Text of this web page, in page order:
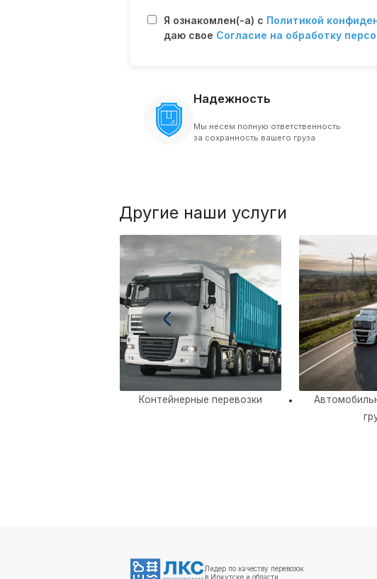
Я ознакомлен(-а) с Политикой
даю свое Согласие на обработку
Надежность
Мы несем полную ответственность
за сохранность вашего груза
Другие наши услуги
Контейнерные перевозки
Лидер по качеству перевозок
в Иркутске и области